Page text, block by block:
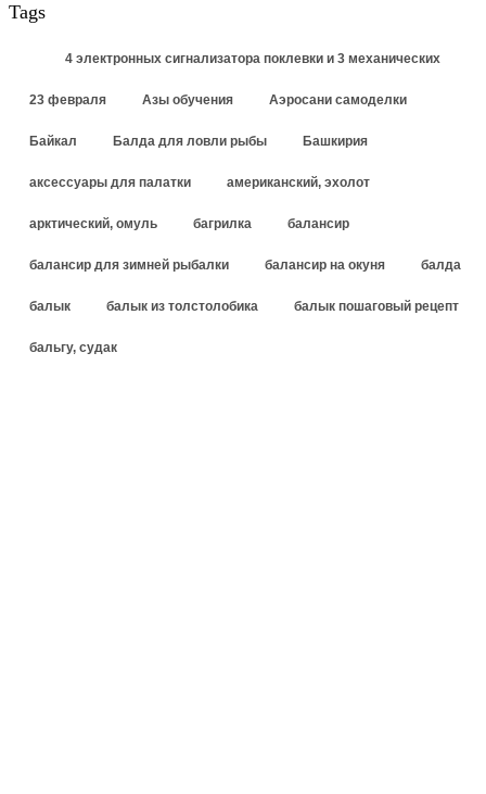
Tags
4 электронных сигнализатора поклевки и 3 механических
23 февраля Азы обучения Аэросани самоделки
Байкал Балда для ловли рыбы Башкирия
аксессуары для палатки американский, эхолот
арктический, омуль багрилка балансир
балансир для зимней рыбалки балансир на окуня балда
балык балык из толстолобика балык пошаговый рецепт
бальгу, судак